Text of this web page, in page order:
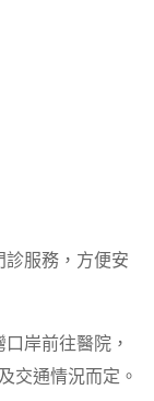
診服務，方便安
岸前往醫院，
交通情況而定。